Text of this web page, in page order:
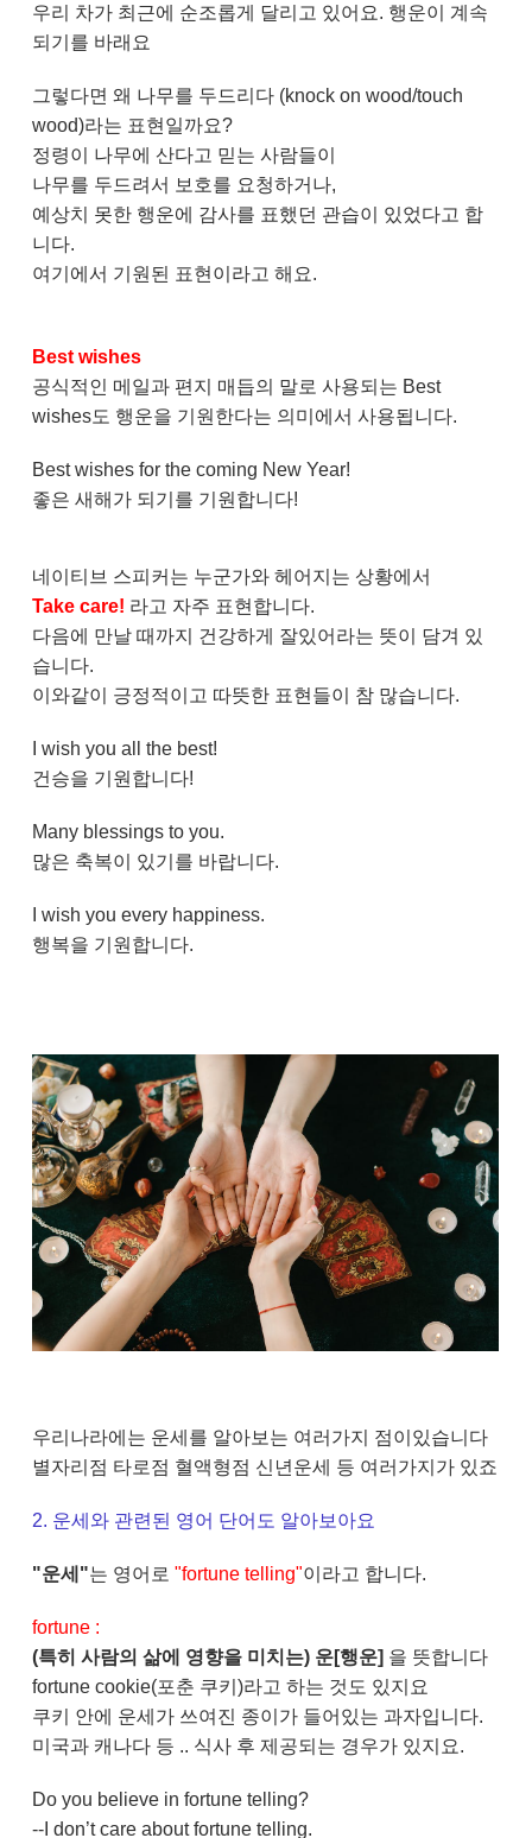
우리 차가 최근에 순조롭게 달리고 있어요. 행운이 계속
되기를 바래요
그렇다면 왜 나무를 두드리다 (knock on wood/touch
wood)라는 표현일까요?
정령이 나무에 산다고 믿는 사람들이
나무를 두드려서 보호를 요청하거나,
예상치 못한 행운에 감사를 표했던 관습이 있었다고 합
니다.
여기에서 기원된 표현이라고 해요.
Best wishes
공식적인 메일과 편지 매듭의 말로 사용되는 Best
wishes도 행운을 기원한다는 의미에서 사용됩니다.
Best wishes for the coming New Year!
좋은 새해가 되기를 기원합니다!
네이티브 스피커는 누군가와 헤어지는 상황에서
Take care! 라고 자주 표현합니다.
다음에 만날 때까지 건강하게 잘있어라는 뜻이 담겨 있
습니다.
이와같이 긍정적이고 따뜻한 표현들이 참 많습니다.
I wish you all the best!
건승을 기원합니다!
Many blessings to you.
많은 축복이 있기를 바랍니다.
I wish you every happiness.
행복을 기원합니다.
우리나라에는 운세를 알아보는 여러가지 점이있습니다
별자리점 타로점 혈액형점 신년운세 등 여러가지가 있죠
2. 운세와 관련된 영어 단어도 알아보아요
"운세"는 영어로 "fortune telling"이라고 합니다.
fortune :
(특히 사람의 삶에 영향을 미치는) 운[행운] 을 뜻합니다
fortune cookie(포춘 쿠키)라고 하는 것도 있지요
쿠키 안에 운세가 쓰여진 종이가 들어있는 과자입니다.
미국과 캐나다 등 .. 식사 후 제공되는 경우가 있지요.
Do you believe in fortune telling?
--I don’t care about fortune telling.